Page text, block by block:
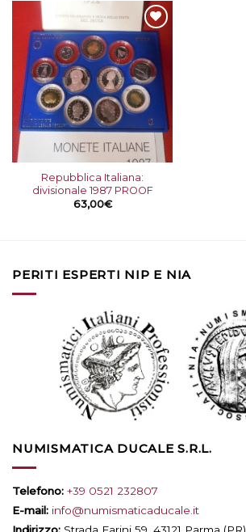
Aggiungi
alla lista
dei
desideri
Repubblica Italiana:
divisionale 1987 PROOF
63,00€
PERITI ESPERTI NIP E NIA
NUMISMATICA DUCALE S.R.L.
Telefono: +39 0521 232807
E-mail: info@numismaticaducale.it
Indirizzo: Strada Farini 59, 43121 Parma (PR)